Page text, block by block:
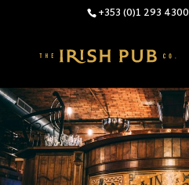
+353 (0)1 293 4300